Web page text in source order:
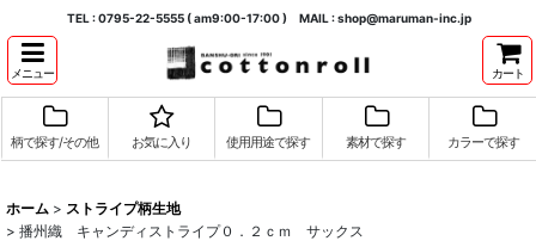
TEL : 0795-22-5555 ( am9:00-17:00 ) MAIL : shop@maruman-inc.jp
メニュー カート
柄で探す/その他 お気に入り 使用用途で探す 素材で探す カラーで探す
ホーム > ストライプ柄生地
> 播州織 キャンディストライプ０．２ｃｍ サックス